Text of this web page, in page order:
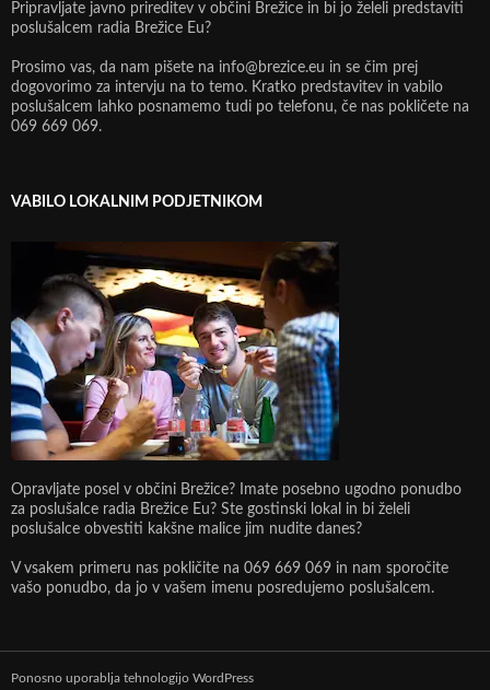
Pripravljate javno prireditev v občini Brežice in bi jo želeli predstaviti
poslušalcem radia Brežice Eu?
Prosimo vas, da nam pišete na info@brezice.eu in se čim prej
dogovorimo za intervju na to temo. Kratko predstavitev in vabilo
poslušalcem lahko posnamemo tudi po telefonu, če nas pokličete na
069 669 069.
VABILO LOKALNIM PODJETNIKOM
Opravljate posel v občini Brežice? Imate posebno ugodno ponudbo
za poslušalce radia Brežice Eu? Ste gostinski lokal in bi želeli
poslušalce obvestiti kakšne malice jim nudite danes?
V vsakem primeru nas pokličite na 069 669 069 in nam sporočite
vašo ponudbo, da jo v vašem imenu posredujemo poslušalcem.
Ponosno uporablja tehnologijo WordPress